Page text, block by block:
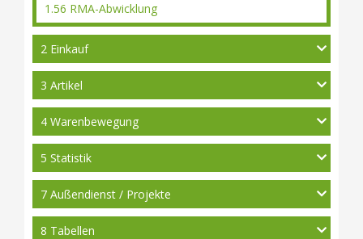
1.56 RMA-Abwicklung
2 Einkauf
3 Artikel
4 Warenbewegung
5 Statistik
7 Außendienst / Projekte
8 Tabellen